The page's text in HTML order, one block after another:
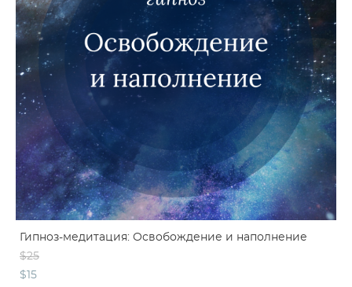
Гипноз-медитация: Освобождение и наполнение
$25
$15